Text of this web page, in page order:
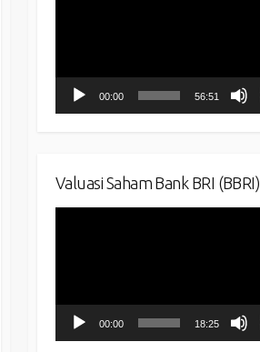
00:00 56:51
Valuasi Saham Bank BRI (BBRI)
00:00 18:25